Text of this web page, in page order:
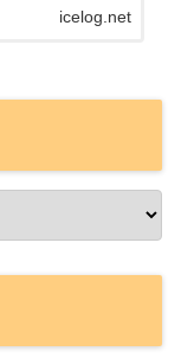
icelog.net